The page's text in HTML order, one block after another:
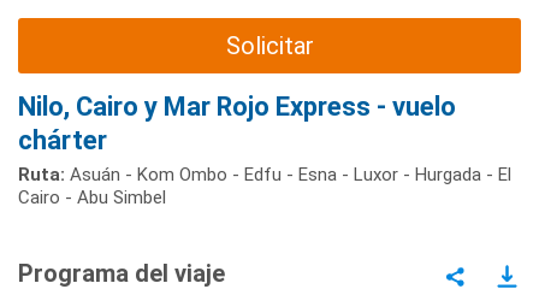
Solicitar
Nilo, Cairo y Mar Rojo Express - vuelo
chárter
Ruta: Asuán - Kom Ombo - Edfu - Esna - Luxor - Hurgada - El
Cairo - Abu Simbel
Programa del viaje